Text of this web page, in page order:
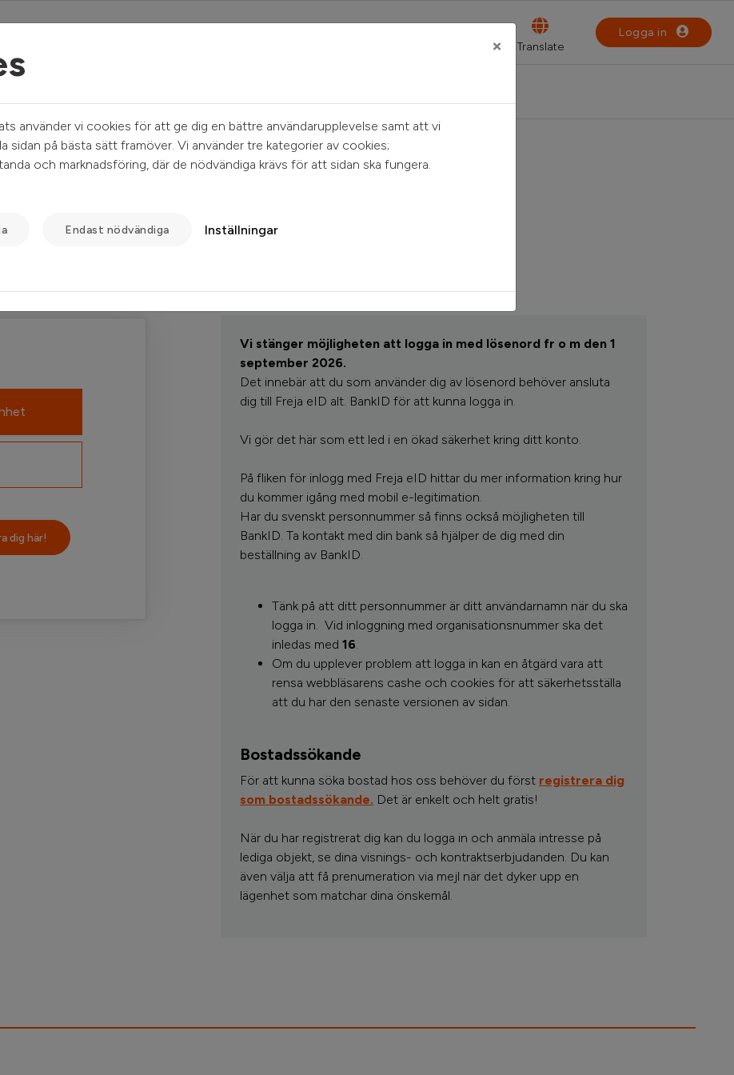
Logga in
Lösenord
dig här!
Information
Vi stänger möjligheten att logga in med lösenord fr o m den 1
september 2026.
Det innebär att du som använder dig av lösenord behöver ansluta
dig till Freja eID alt. BankID för att kunna logga in.
Vi gör det här som ett led i en ökad säkerhet kring ditt konto.
På fliken för inlogg med Freja eID hittar du mer information kring hur
du kommer igång med mobil e-legitimation.
Har du svenskt personnummer så finns också möjligheten till
BankID. Ta kontakt med din bank så hjälper de dig med din
beställning av BankID.
Tänk på att ditt personnummer är ditt användarnamn när du ska
logga in. Vid inloggning med organisationsnummer ska det
inledas med 16.
Om du upplever problem att logga in kan en åtgärd vara att
rensa webbläsarens cashe och cookies för att säkerhetsställa
att du har den senaste versionen av sidan.
Bostadssökande
För att kunna söka bostad hos oss behöver du först registrera dig
som bostadssökande. Det är enkelt och helt gratis!
När du har registrerat dig kan du logga in och anmäla intresse på
lediga objekt, se dina visnings- och kontraktserbjudanden. Du kan
även välja att få prenumeration via mejl när det dyker upp en
lägenhet som matchar dina önskemål.
×
använder vi cookies för att ge dig en bättre användarupplevelse samt att vi
sidan på bästa sätt framöver. Vi använder tre kategorier av cookies;
och marknadsföring, där de nödvändiga krävs för att sidan ska fungera.
Endast nödvändiga Inställningar